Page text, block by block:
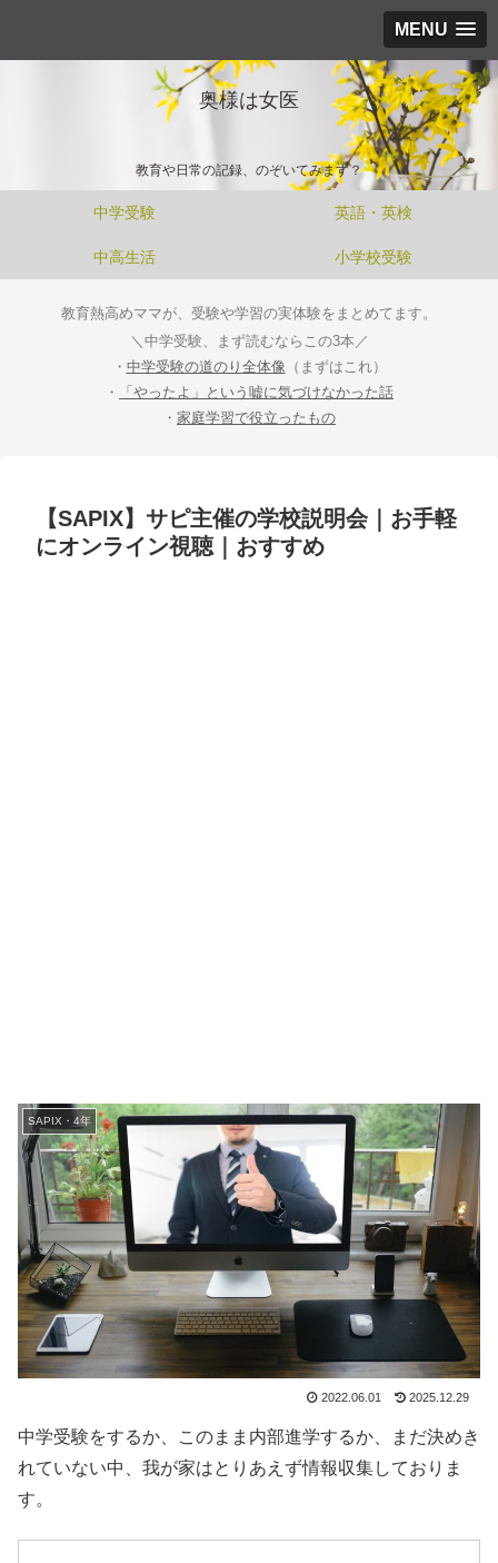
MENU
奥様は女医
教育や日常の記録、のぞいてみます？
中学受験 英語・英検
中高生活 小学校受験
教育熱高めママが、受験や学習の実体験をまとめてます。
＼中学受験、まず読むならこの3本／
・ 中学受験の道のり全体像 （まずはこれ）
・
「やったよ」という嘘に気づけなかった話
・ 家庭学習で役立ったもの
【SAPIX】サピ主催の学校説明会｜お手軽
にオンライン視聴｜おすすめ
SAPIX・4年
2022.06.01 2025.12.29
中学受験をするか、このまま内部進学するか、まだ決めき
れていない中、我が家はとりあえず情報収集しておりま
す。